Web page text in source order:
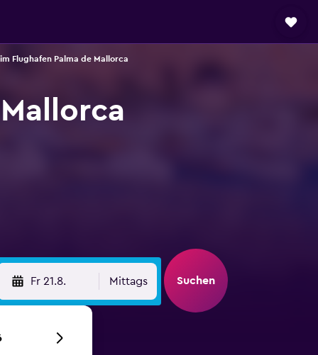
Flughafen Palma de Mallorca
Fr 21.8. Mittags Suchen